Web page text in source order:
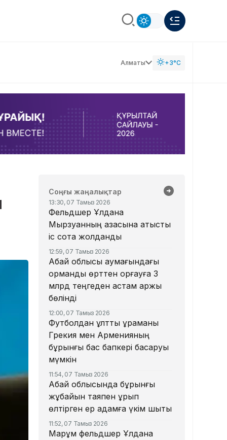
Алматы +3°C
Соңғы жаңалықтар
13:30, 07 Тамыз 2026
Фельдшер Ұлдана
Мырзуанның қазасына қатысты
іс сотқа жолданды
12:59, 07 Тамыз 2026
Абай облысы аумағындағы
орманды өрттен қорғауға 3
млрд теңгеден астам қаржы
бөлінді
12:00, 07 Тамыз 2026
Футболдан ұлттық құраманы
Грекия мен Арменияның
бұрынғы бас бапкері басқаруы
мүмкін
11:54, 07 Тамыз 2026
Абай облысында бұрынғы
жұбайын таяқпен ұрып
өлтірген ер адамға үкім шықты
11:52, 07 Тамыз 2026
Марқұм фельдшер Ұлдана